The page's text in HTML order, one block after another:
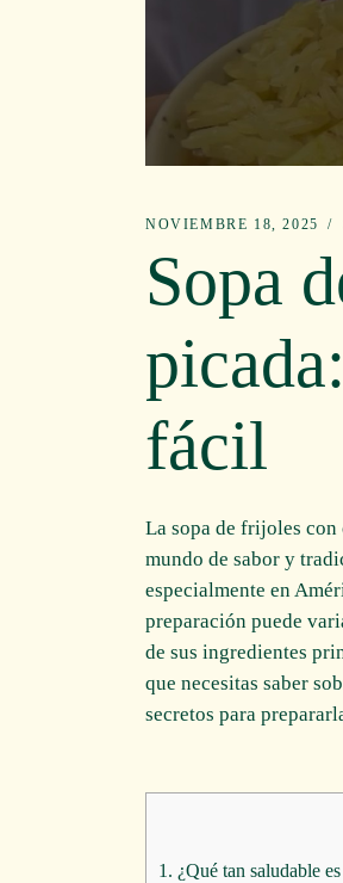
NOVIEMBRE 18, 2025
Sopa
fácil
La sopa de frijoles con
mundo de sabor y
especialmente en
preparación puede
de sus ingredientes
que necesitas saber
secretos para
1. ¿Qué tan saludable